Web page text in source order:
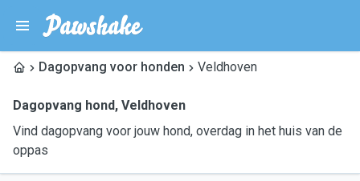
Dagopvang voor honden Veldhoven
Dagopvang hond, Veldhoven
Vind dagopvang voor jouw hond, overdag in het huis van de
oppas